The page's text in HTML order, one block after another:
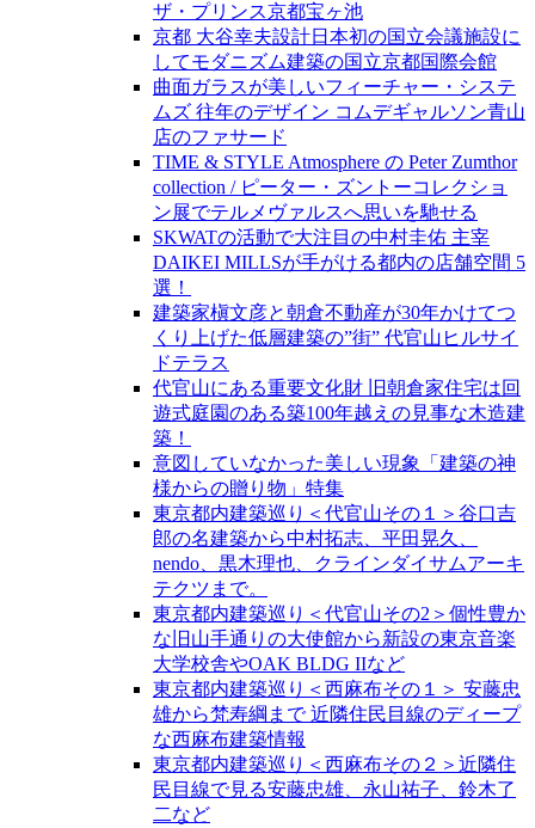
ザ・プリンス京都宝ヶ池
京都 大谷幸夫設計日本初の国立会議施設に
してモダニズム建築の国立京都国際会館
曲面ガラスが美しいフィーチャー・システ
ムズ 往年のデザイン コムデギャルソン青山
店のファサード
TIME & STYLE Atmosphere の Peter Zumthor
collection / ピーター・ズントーコレクショ
ン展でテルメヴァルスへ思いを馳せる
SKWATの活動で大注目の中村圭佑 主宰
DAIKEI MILLSが手がける都内の店舗空間 5
選！
建築家槇文彦と朝倉不動産が30年かけてつ
くり上げた低層建築の”街” 代官山ヒルサイ
ドテラス
代官山にある重要文化財 旧朝倉家住宅は回
遊式庭園のある築100年越えの見事な木造建
築！
意図していなかった美しい現象「建築の神
様からの贈り物」特集
東京都内建築巡り＜代官山その１＞谷口吉
郎の名建築から中村拓志、平田晃久、
nendo、黒木理也、クラインダイサムアーキ
テクツまで。
東京都内建築巡り＜代官山その2＞個性豊か
な旧山手通りの大使館から新設の東京音楽
大学校舎やOAK BLDG IIなど
東京都内建築巡り＜西麻布その１＞ 安藤忠
雄から梵寿綱まで 近隣住民目線のディープ
な西麻布建築情報
東京都内建築巡り＜西麻布その２＞近隣住
民目線で見る安藤忠雄、永山祐子、鈴木了
二など